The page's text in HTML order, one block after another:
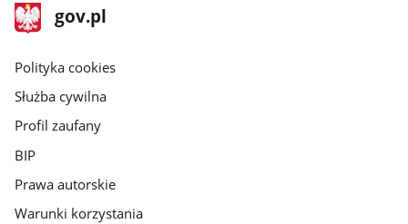
stopka
gov.pl
Strona
gov.pl
gov.pl
Polityka cookies
Służba cywilna
Profil zaufany
BIP
Prawa autorskie
Warunki korzystania